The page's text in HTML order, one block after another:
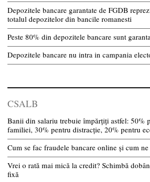
Depozitele bancare garantate de FGDB
totalul depozitelor din bancile romanesti
Peste 80% din depozitele bancare sunt
Depozitele bancare nu intra in campania
CSALB
Banii din salariu trebuie împărțiți astfel: 50%
familiei, 30% pentru distracție, 20% pentru
Cum se fac fraudele bancare online și cum
Vrei o rată mai mică la credit? Schimbă
fixă